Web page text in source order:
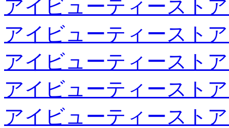
アイビューティースト
アイビューティースト
アイビューティースト
アイビューティースト
アイビューティースト